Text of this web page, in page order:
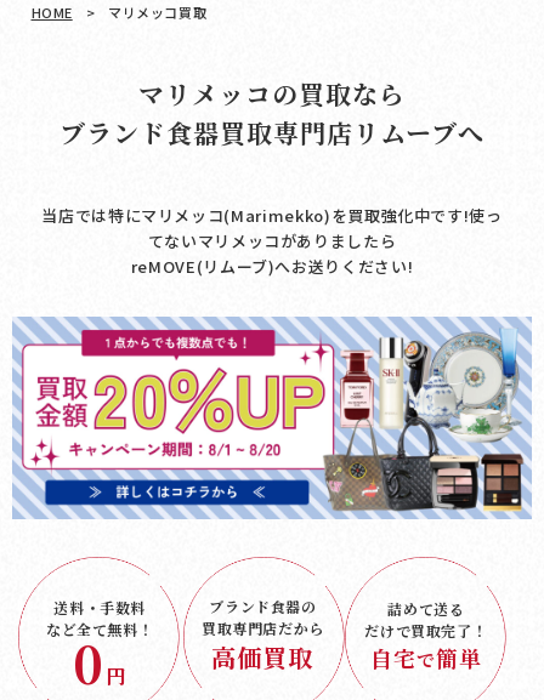
HOME > マリメッコ買取
マリメッコの買取なら
ブランド食器買取専門店リムーブへ
当店では特にマリメッコ(Marimekko)を買取強化中です!使っ
てないマリメッコがありましたら
reMOVE(リムーブ)へお送りください!
送料・手数料
など全て無料！
0円
ブランド食器の
買取専門店だから
高価買取
詰めて送る
だけで買取完了！
自宅で簡単